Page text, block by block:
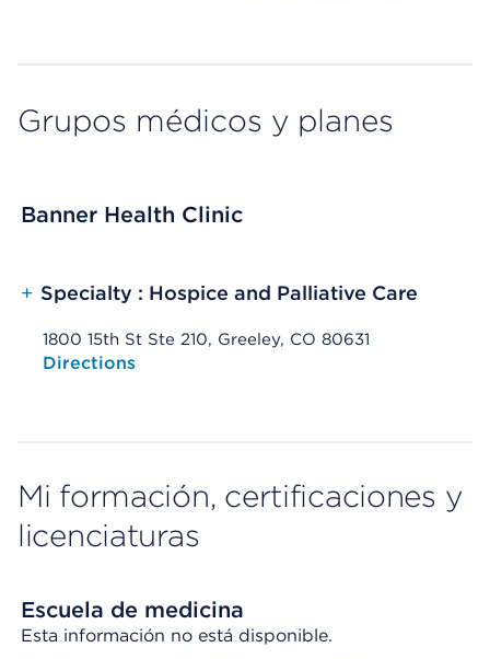
Grupos médicos y planes
Banner Health Clinic
+ Specialty : Hospice and Palliative Care
1800 15th St Ste 210, Greeley, CO 80631
Opens native map application on mobile devices
Directions
Mi formación, certificaciones y
licenciaturas
Escuela de medicina
Esta información no está disponible.